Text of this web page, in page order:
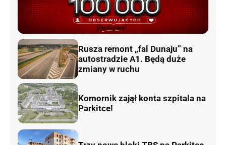
Rusza remont „fal Dunaju” na
autostradzie A1. Będą duże
zmiany w ruchu
Komornik zajął konta szpitala na
Parkitce!